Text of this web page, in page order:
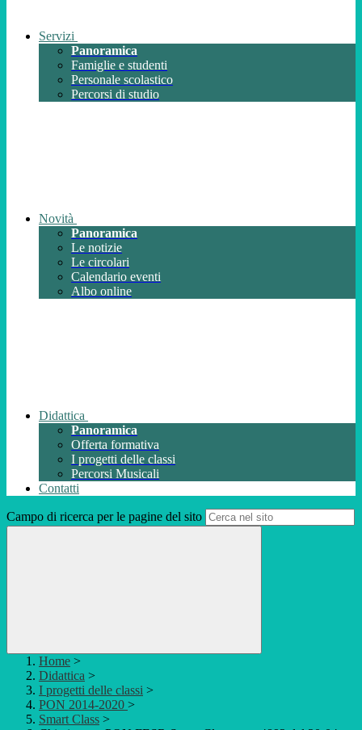
Servizi
Panoramica
Famiglie e studenti
Personale scolastico
Percorsi di studio
Novità
Panoramica
Le notizie
Le circolari
Calendario eventi
Albo online
Didattica
Panoramica
Offerta formativa
I progetti delle classi
Percorsi Musicali
Contatti
Campo di ricerca per le pagine del sito
Home >
Didattica >
I progetti delle classi >
PON 2014-2020 >
Smart Class >